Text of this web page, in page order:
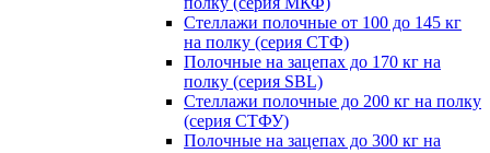
Стеллажи полочные от 100 до 145 кг
на полку (серия СТФ)
Полочные на зацепах до 170 кг на
полку (серия SBL)
Стеллажи полочные до 200 кг на полку
(серия СТФУ)
Полочные на зацепах до 300 кг на